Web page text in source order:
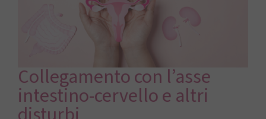
Collegamento con l’asse
intestino-cervello e altri